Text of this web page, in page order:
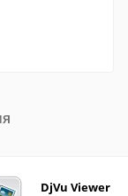
DjVu Viewer